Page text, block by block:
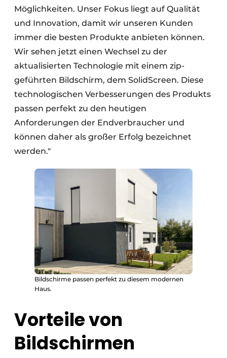
Möglichkeiten. Unser Fokus liegt auf Qualität
und Innovation, damit wir unseren Kunden
immer die besten Produkte anbieten können.
Wir sehen jetzt einen Wechsel zu der
aktualisierten Technologie mit einem zip-
geführten Bildschirm, dem SolidScreen. Diese
technologischen Verbesserungen des Produkts
passen perfekt zu den heutigen
Anforderungen der Endverbraucher und
können daher als großer Erfolg bezeichnet
werden."
Bildschirme passen perfekt zu diesem modernen
Haus.
Vorteile von
Bildschirmen